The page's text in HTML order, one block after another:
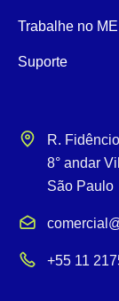
Trabalhe no ME
Suporte
R.
8° andar
São Paulo
+55 11